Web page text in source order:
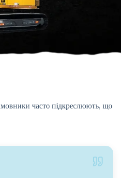
часто підкреслюють, що